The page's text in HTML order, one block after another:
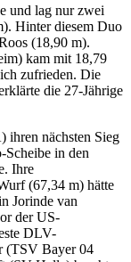
und lag nur zwei
Hinter diesem Duo
(18,90 m).
kam mit 18,79
zufrieden. Die
die 27-Jährige
ihren nächsten Sieg
in den
Ihre
(67,34 m) hätte
Jorinde van
der US-
DLV-
(TSV Bayer 04